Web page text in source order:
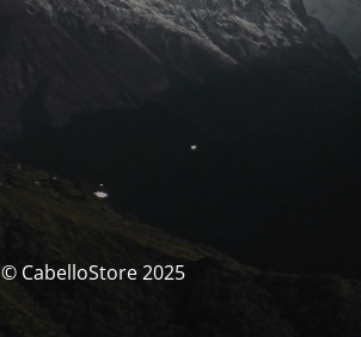
© CabelloStore 2025